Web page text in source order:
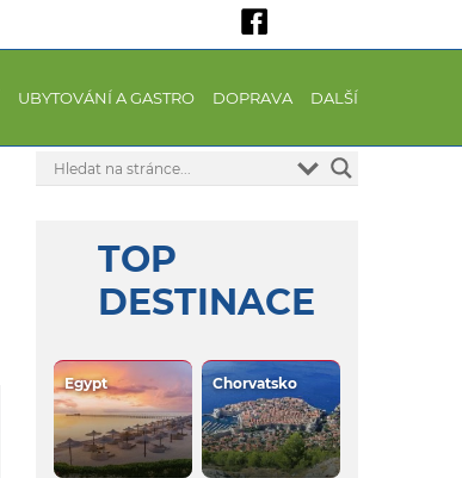
UBYTOVÁNÍ A GASTRO DOPRAVA DALŠÍ
TOP
DESTINACE
Egypt Chorvatsko